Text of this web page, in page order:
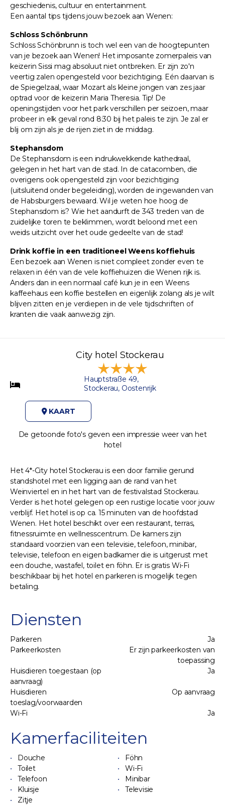
geschiedenis, cultuur en entertainment.
Een aantal tips tijdens jouw bezoek aan Wenen:
Schloss Schönbrunn
Schloss Schönbrunn is toch wel een van de hoogtepunten
van je bezoek aan Wenen! Het imposante zomerpaleis van
keizerin Sissi mag absoluut niet ontbreken. Er zijn zo'n
veertig zalen opengesteld voor bezichtiging. Eén daarvan is
de Spiegelzaal, waar Mozart als kleine jongen van zes jaar
optrad voor de keizerin Maria Theresia. Tip! De
openingstijden voor het park verschillen per seizoen, maar
probeer in elk geval rond 8:30 bij het paleis te zijn. Je zal er
blij om zijn als je de rijen ziet in de middag.
Stephansdom
De Stephansdom is een indrukwekkende kathedraal,
gelegen in het hart van de stad. In de catacomben, die
overigens ook opengesteld zijn voor bezichtiging
(uitsluitend onder begeleiding), worden de ingewanden van
de Habsburgers bewaard. Wil je weten hoe hoog de
Stephansdom is? Wie het aandurft de 343 treden van de
zuidelijke toren te beklimmen, wordt beloond met een
weids uitzicht over het oude gedeelte van de stad!
Drink koffie in een traditioneel Weens koffiehuis
Een bezoek aan Wenen is niet compleet zonder even te
relaxen in één van de vele koffiehuizen die Wenen rijk is.
Anders dan in een normaal café kun je in een Weens
kaffeehaus een koffie bestellen en eigenlijk zolang als je wilt
blijven zitten en je verdiepen in de vele tijdschriften of
kranten die vaak aanwezig zijn.
City hotel Stockerau
Hauptstraße 49,
Stockerau, Oostenrijk
KAART
De getoonde foto's geven een impressie weer van het
hotel
Het 4*-City hotel Stockerau is een door familie gerund
standshotel met een ligging aan de rand van het
Weinviertel en in het hart van de festivalstad Stockerau.
Verder is het hotel gelegen op een rustige locatie voor jouw
verblijf. Het hotel is op ca. 15 minuten van de hoofdstad
Wenen. Het hotel beschikt over een restaurant, terras,
fitnessruimte en wellnesscentrum. De kamers zijn
standaard voorzien van een televisie, telefoon, minibar,
televisie, telefoon en eigen badkamer die is uitgerust met
een douche, wastafel, toilet en föhn. Er is gratis Wi-Fi
beschikbaar bij het hotel en parkeren is mogelijk tegen
betaling.
Diensten
Parkeren
Ja
Parkeerkosten
Er zijn parkeerkosten van
toepassing
Huisdieren toegestaan (op
aanvraag)
Ja
Huisdieren
toeslag/voorwaarden
Op aanvraag
Wi-Fi Ja
Kamerfaciliteiten
Douche
Föhn
Toilet
Wi-Fi
Telefoon
Minibar
Kluisje
Televisie
Zitje